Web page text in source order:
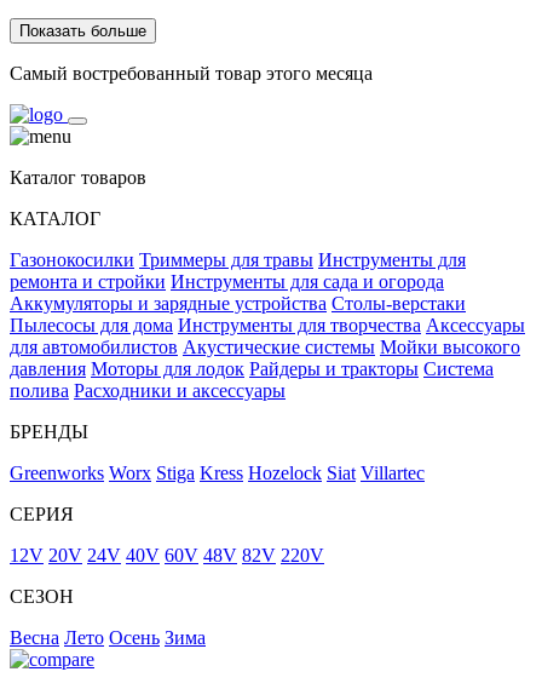
Показать больше
Самый востребованный товар этого месяца
Каталог товаров
КАТАЛОГ
Газонокосилки Триммеры для травы Инструменты для
ремонта и стройки Инструменты для сада и огорода
Аккумуляторы и зарядные устройства Столы-верстаки
Пылесосы для дома Инструменты для творчества Аксессуары
для автомобилистов Акустические системы Мойки высокого
давления Моторы для лодок Райдеры и тракторы Система
полива Расходники и аксессуары
БРЕНДЫ
Greenworks Worx Stiga Kress Hozelock Siat Villartec
СЕРИЯ
12V 20V 24V 40V 60V 48V 82V 220V
СЕЗОН
Весна Лето Осень Зима